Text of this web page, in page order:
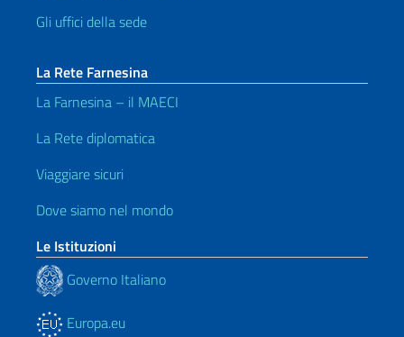
Gli uffici della sede
La Rete Farnesina
La Farnesina – il MAECI
La Rete diplomatica
Viaggiare sicuri
Dove siamo nel mondo
Le Istituzioni
Governo Italiano
Europa.eu